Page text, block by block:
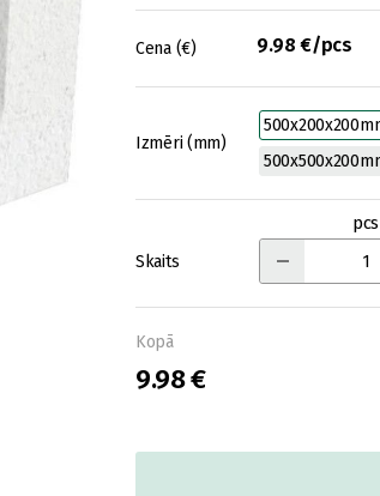
Cena (€) 9.98 €/pcs
Izmēri (mm)
Skaits
pcs
Kopā
9.98 €